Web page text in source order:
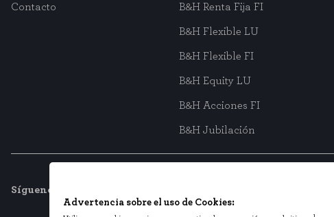
Contacto B&H Renta Fija FI
B&H Flexible LU
B&H Flexible FI
B&H Equity LU
B&H Acciones FI
B&H Jubilación
Síguenos en redes sociales
Advertencia sobre el uso de Cookies: